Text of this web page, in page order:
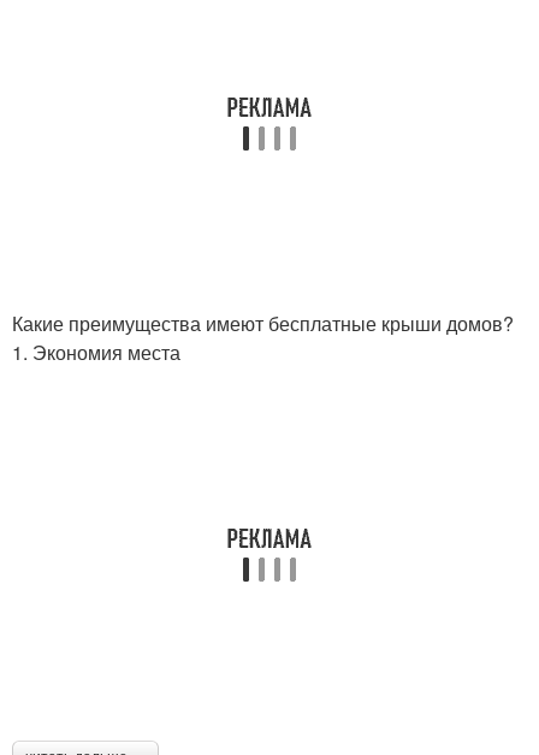
Какие преимущества имеют бесплатные крыши домов?
1. Экономия места